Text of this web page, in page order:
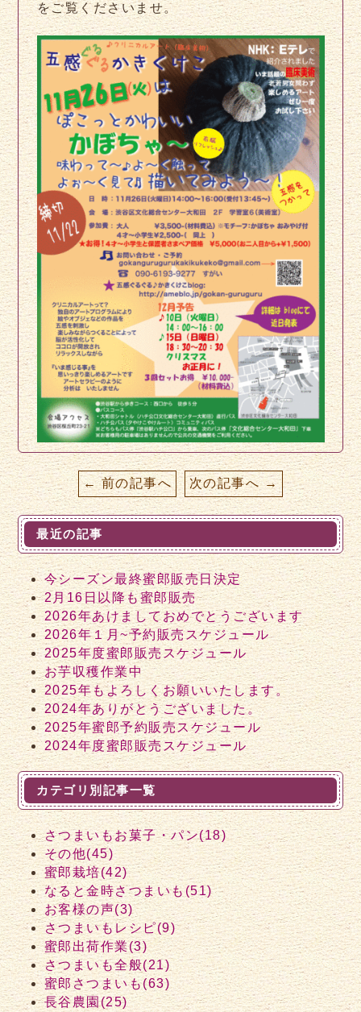
をご覧くださいませ。
← 前の記事へ 次の記事へ →
最近の記事
今シーズン最終蜜郎販売日決定
2月16日以降も蜜郎販売
2026年あけましておめでとうございます
2026年１月~予約販売スケジュール
2025年度蜜郎販売スケジュール
お芋収穫作業中
2025年もよろしくお願いいたします。
2024年ありがとうございました。
2025年蜜郎予約販売スケジュール
2024年度蜜郎販売スケジュール
カテゴリ別記事一覧
さつまいもお菓子・パン(18)
その他(45)
蜜郎栽培(42)
なると金時さつまいも(51)
お客様の声(3)
さつまいもレシピ(9)
蜜郎出荷作業(3)
さつまいも全般(21)
蜜郎さつまいも(63)
長谷農園(25)